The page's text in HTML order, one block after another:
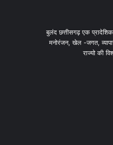
बुलंद छत्तीसगढ़ एक
मनोरंजन, खेल -जगत,
राज्यो की